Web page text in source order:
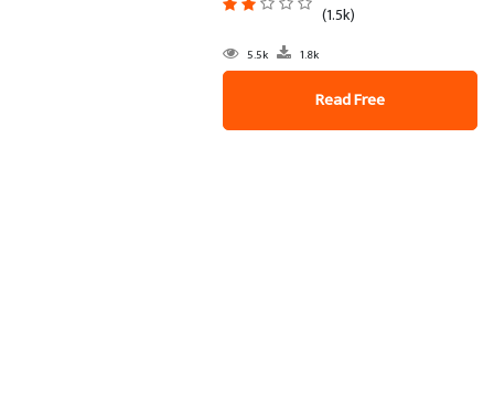
(1.5k)
5.5k 1.8k
Read Free